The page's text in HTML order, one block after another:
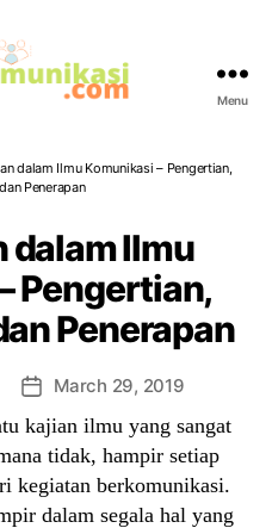
Menu
dalam Ilmu Komunikasi – Pengertian,
Penerapan
dalam Ilmu
Pengertian,
Penerapan
Post
date
March 29, 2019
kajian ilmu yang sangat
tidak, hampir setiap
kegiatan berkomunikasi.
dalam segala hal yang